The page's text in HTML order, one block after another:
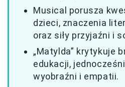
Musical porusza
dzieci, znaczenia
oraz siły przyjaźni i
„Matylda” krytykuje
edukacji,
wyobraźni i empatii.